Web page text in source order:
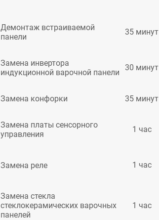
Демонтаж встраиваемой
панели
35 минут
Замена инвертора
индукционной варочной панели
30 минут
Замена конфорки 35 минут
Замена платы сенсорного
управления
1 час
Замена реле 1 час
Замена стекла
стеклокерамических варочных
панелей
1 час